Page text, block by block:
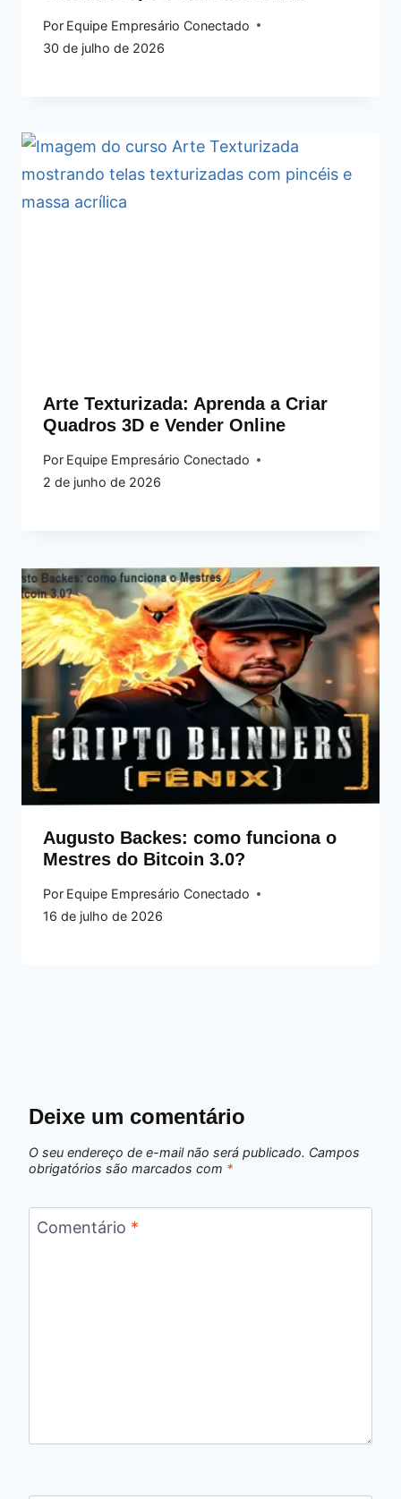
Por Equipe Empresário Conectado
30 de julho de 2026
Arte Texturizada: Aprenda a Criar
Quadros 3D e Vender Online
Por Equipe Empresário Conectado
2 de junho de 2026
Augusto Backes: como funciona o
Mestres do Bitcoin 3.0?
Por Equipe Empresário Conectado
16 de julho de 2026
Deixe um comentário
O seu endereço de e-mail não será publicado. Campos
obrigatórios são marcados com *
Comentário *